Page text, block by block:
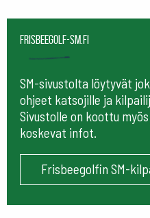
frisbeegolf-sm.fi
SM-sivustolta löytyvät
ohjeet katsojille ja
Sivustolle on koottu
koskevat infot.
Frisbeegolfin SM-